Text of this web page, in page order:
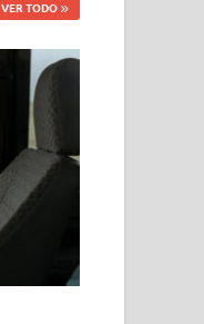
VER TODO